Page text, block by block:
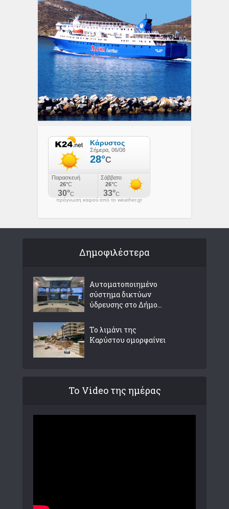
πρόγνωση καιρού από το weather.gr
Δημοφιλέστερα
Αυτοματοποιημένο
σύστημα δικτύων
ύδρευσης στο Δήμο...
Το λιμάνι της
Καρύστου ομορφαίνει
Το Video της ημέρας